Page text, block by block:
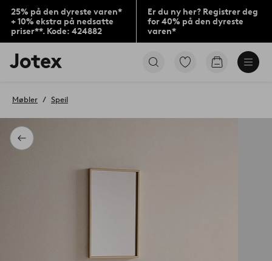
25% på den dyreste varen*
+ 10% ekstra på nedsatte
priser**. Kode: 424882
Er du ny her? Registrer deg
for 40% på den dyreste
varen*
Jotex’
logo
til
Gå
Gå
Tilbake
Møbler Speil